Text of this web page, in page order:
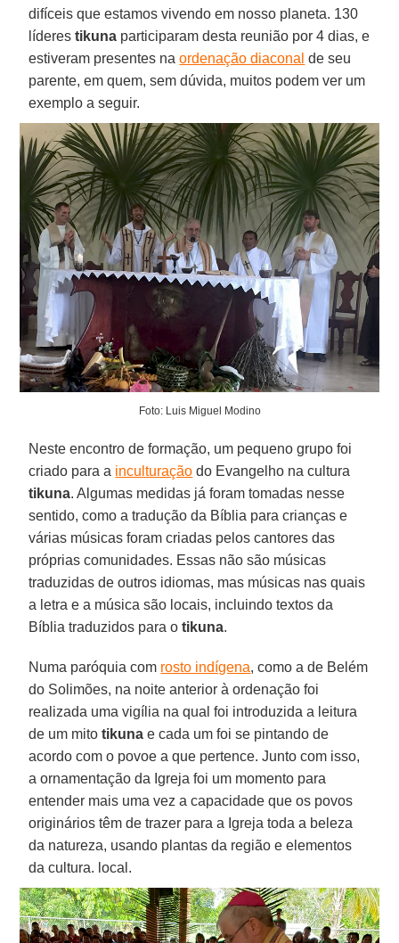
difíceis que estamos vivendo em nosso planeta. 130
líderestikuna participaram desta reunião por 4 dias, e
estiveram presentes naordenação diaconal de seu
parente, em quem, sem dúvida, muitos podem ver um
exemplo a seguir.
Foto: Luis Miguel Modino
Neste encontro de formação, um pequeno grupo foi
criado para a inculturação do Evangelho na cultura
tikuna. Algumas medidas já foram tomadas nesse
sentido, como a tradução da Bíblia para crianças e
várias músicas foram criadas pelos cantores das
próprias comunidades. Essas não são músicas
traduzidas de outros idiomas, mas músicas nas quais
a letra e a música são locais, incluindo textos da
Bíblia traduzidos para otikuna.
Numa paróquia com rosto indígena, como a de Belém
do Solimões, na noite anterior à ordenação foi
realizada uma vigília na qual foi introduzida a leitura
de um mitotikuna e cada um foi se pintando de
acordo com o povoe a que pertence. Junto com isso,
a ornamentação da Igreja foi um momento para
entender mais uma vez a capacidade que os povos
originários têm de trazer para a Igreja toda a beleza
da natureza, usando plantas da região e elementos
da cultura. local.